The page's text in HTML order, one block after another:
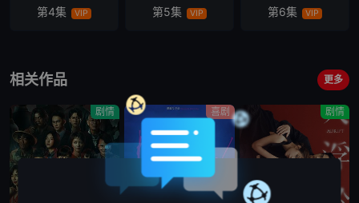
第4集 VIP 第5集 VIP 第6集 VIP
相关作品 更多
剧情 喜剧 剧情